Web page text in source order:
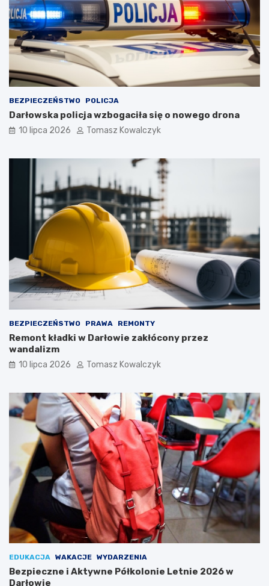
BEZPIECZEŃSTWO POLICJA
Darłowska policja wzbogaciła się o nowego drona
10 lipca 2026 Tomasz Kowalczyk
BEZPIECZEŃSTWO PRAWA REMONTY
Remont kładki w Darłowie zakłócony przez
wandalizm
10 lipca 2026 Tomasz Kowalczyk
EDUKACJA WAKACJE WYDARZENIA
Bezpieczne i Aktywne Półkolonie Letnie 2026 w
Darłowie